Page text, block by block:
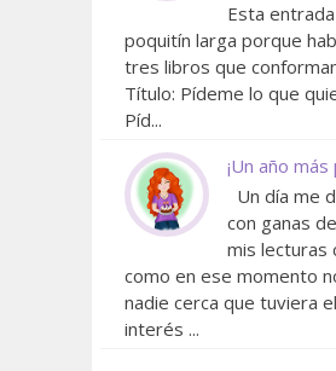
Esta
poquitín larga porque
tres libros que
Título: Pídeme lo que
Píd...
¡Un año
Un día me
con ganas
mis lecturas
como en ese momento
nadie cerca que tuviera
interés ...